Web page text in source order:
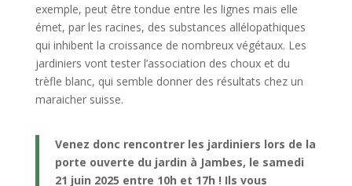
exemple, peut être tondue entre les lignes mais elle
émet, par les racines, des substances allélopathiques
qui inhibent la croissance de nombreux végétaux. Les
jardiniers vont tester l’association des choux et du
trèfle blanc, qui semble donner des résultats chez un
maraicher suisse.
Venez donc rencontrer les jardiniers lors de la
porte ouverte du jardin à Jambes, le samedi
21 juin 2025 entre 10h et 17h ! Ils vous